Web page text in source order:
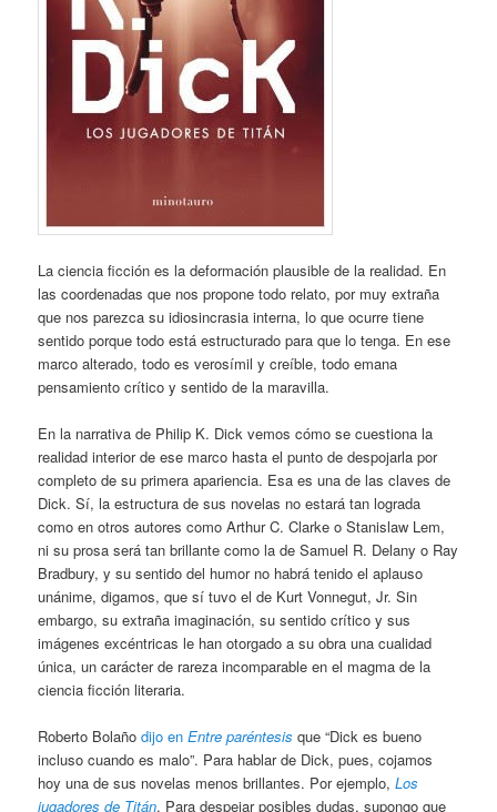
La ciencia ficción es la deformación plausible de la realidad. En
las coordenadas que nos propone todo relato, por muy extraña
que nos parezca su idiosincrasia interna, lo que ocurre tiene
sentido porque todo está estructurado para que lo tenga. En ese
marco alterado, todo es verosímil y creíble, todo emana
pensamiento crítico y sentido de la maravilla.
En la narrativa de Philip K. Dick vemos cómo se cuestiona la
realidad interior de ese marco hasta el punto de despojarla por
completo de su primera apariencia. Esa es una de las claves de
Dick. Sí, la estructura de sus novelas no estará tan lograda
como en otros autores como Arthur C. Clarke o Stanislaw Lem,
ni su prosa será tan brillante como la de Samuel R. Delany o Ray
Bradbury, y su sentido del humor no habrá tenido el aplauso
unánime, digamos, que sí tuvo el de Kurt Vonnegut, Jr. Sin
embargo, su extraña imaginación, su sentido crítico y sus
imágenes excéntricas le han otorgado a su obra una cualidad
única, un carácter de rareza incomparable en el magma de la
ciencia ficción literaria.
Roberto Bolañodijo enEntre paréntesis que “Dick es bueno
incluso cuando es malo”. Para hablar de Dick, pues, cojamos
hoy una de sus novelas menos brillantes. Por ejemplo,Los
jugadores de Titán. Para despejar posibles dudas, supongo que